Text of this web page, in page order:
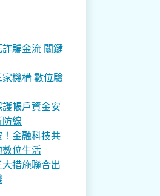
騙金流 關鍵
機構 數位驗
帳戶資金安
線
金融科技共
位生活
措施聯合出